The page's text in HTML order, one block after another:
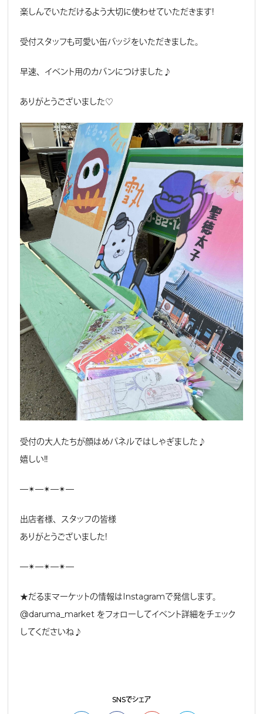
楽しんでいただけるよう大切に使わせていただきます！
受付スタッフも可愛い缶バッジをいただきました。
早速、イベント用のカバンにつけました♪
ありがとうございました♡
受付の大人たちが顔はめパネルではしゃぎました♪
嬉しい！！
—✴︎—✴︎—✴︎—
出店者様、スタッフの皆様
ありがとうございました！
—✴︎—✴︎—✴︎—
★だるまマーケットの情報はInstagramで発信します。
@daruma_market をフォローしてイベント詳細をチェック
してくださいね♪
SNSでシェア